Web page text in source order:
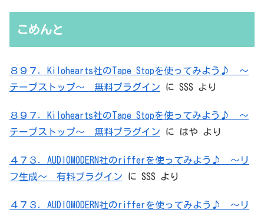
無駄を重ねた結論はシンプルだった
こめんと
８９７．Kilohearts社のTape Stopを使ってみよう♪ ～
テープストップ～ 無料プラグイン に SSS より
８９７．Kilohearts社のTape Stopを使ってみよう♪ ～
テープストップ～ 無料プラグイン に はや より
４７３．AUDIOMODERN社のrifferを使ってみよう♪ ～リ
フ生成～ 有料プラグイン に SSS より
４７３．AUDIOMODERN社のrifferを使ってみよう♪ ～リ